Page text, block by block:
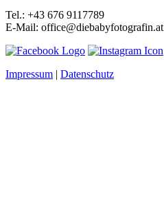
Tel.: +43 676 9117789
E-Mail: office@diebabyfotografin.at
Impressum | Datenschutz